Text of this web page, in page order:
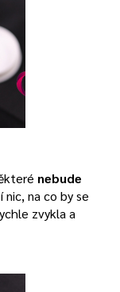
nebude
na co by se
zvykla a